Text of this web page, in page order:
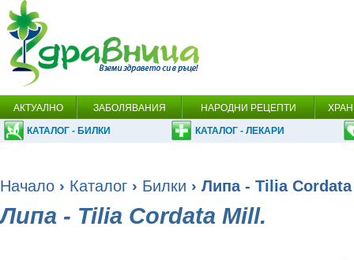
АКТУАЛНО ЗАБОЛЯВАНИЯ НАРОДНИ РЕЦЕПТИ
КАТАЛОГ - БИЛКИ КАТАЛОГ - ЛЕКАРИ
Начало › Каталог › Билки › Липа - Tilia
Липа - Tilia Cordata Mill.